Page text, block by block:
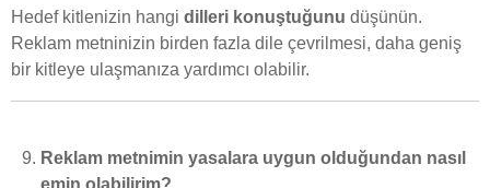
Hedef kitlenizin hangi dilleri konuştuğunu düşünün.
Reklam metninizin birden fazla dile çevrilmesi, daha geniş
bir kitleye ulaşmanıza yardımcı olabilir.
Reklam metnimin yasalara uygun olduğundan nasıl
emin olabilirim?